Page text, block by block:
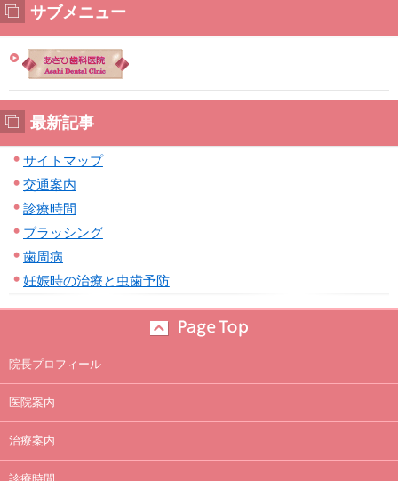
サブメニュー
最新記事
サイトマップ
交通案内
診療時間
ブラッシング
歯周病
妊娠時の治療と虫歯予防
院長プロフィール
医院案内
治療案内